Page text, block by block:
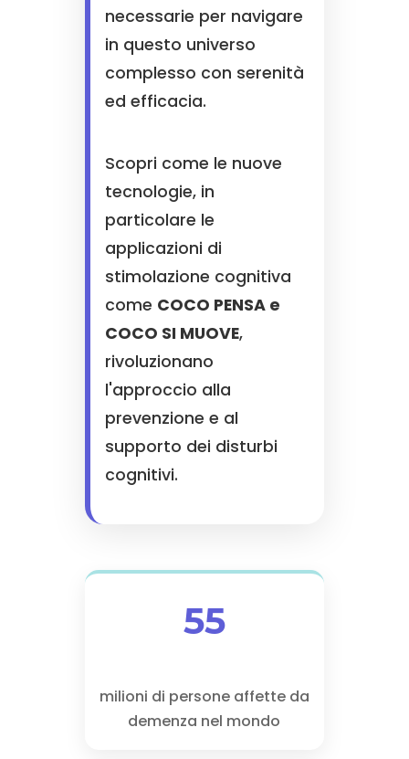
necessarie per navigare
in questo universo
complesso con serenità
ed efficacia.
Scopri come le nuove
tecnologie, in
particolare le
applicazioni di
stimolazione cognitiva
come COCO PENSA e
COCO SI MUOVE,
rivoluzionano
l'approccio alla
prevenzione e al
supporto dei disturbi
cognitivi.
55
milioni di persone affette da
demenza nel mondo